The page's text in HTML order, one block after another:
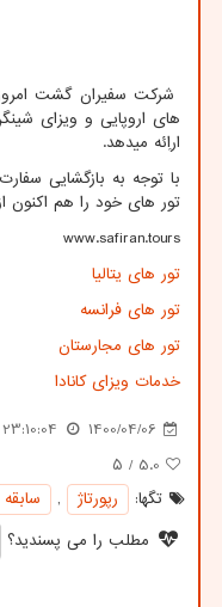
شرکت سفیران گشت
های اروپایی و ویزای
اراِئه میدهد.
با توجه به بازگشایی
تور های خود را هم اکنون
www.safiran.tours
تور های یتالیا
تور های فرانسه
تور های مجارستان
خدمات ویزای کانادا
1400/04/06
23:10:04
5.0 / ۵
تگها:
رپورتاژ , سابقه
مطلب را می پسندید؟